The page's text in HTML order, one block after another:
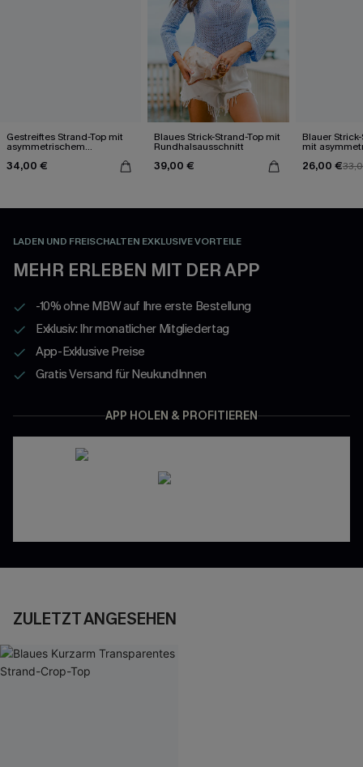
Gestreiftes Strand-Top mit
asymmetrischem
34,00 €
Blaues Strick-Strand-Top mit
Rundhalsausschnitt
39,00 €
Blauer
mit
26,00 €
LADEN UND FREISCHALTEN EXKLUSIVE VORTEILE
MEHR ERLEBEN MIT DER APP
-10% ohne MBW auf Ihre erste Bestellung
Exklusiv: Ihr monatlicher Mitgliedertag
App-Exklusive Preise
Gratis Versand für NeukundInnen
APP HOLEN & PROFITIEREN
ZULETZT ANGESEHEN